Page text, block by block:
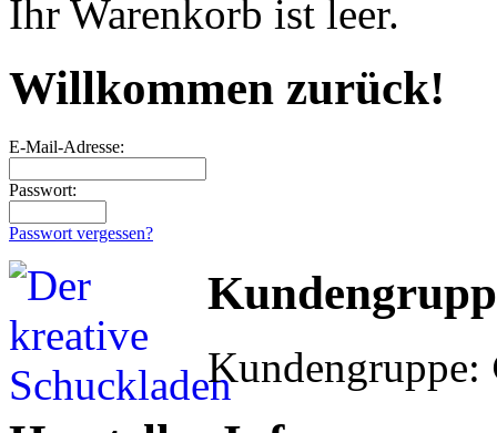
Ihr Warenkorb ist leer.
Willkommen zurück!
E-Mail-Adresse:
Passwort:
Passwort vergessen?
Kundengruppe: